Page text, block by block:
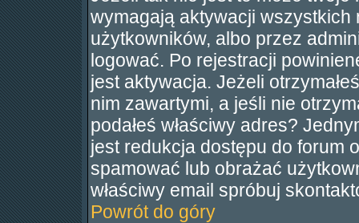
wymagają aktywacji
użytkowników, albo przez
logować. Po rejestracji
jest aktywacja. Jeżeli
nim zawartymi, a jeśli nie
podałeś właściwy adres?
jest redukcja dostępu do forum
spamować lub obrażać
właściwy email spróbuj
Powrót do góry